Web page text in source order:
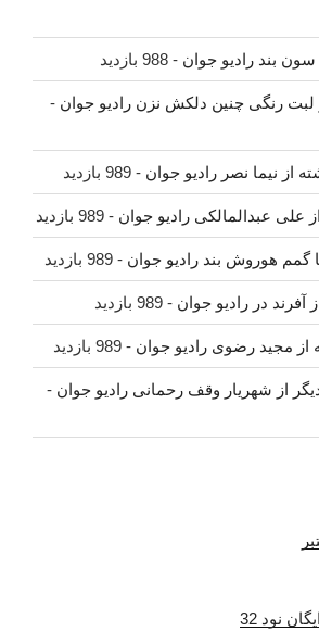
سون بند رادیو جوان - 988 بازدید
بر لبت رنگی چنین دلکش نزن رادیو جوان -
از نیما نصر رادیو جوان - 989 بازدید
علی عبدالمالکی رادیو جوان - 989 بازدید
گمم هوروش بند رادیو جوان - 989 بازدید
آفرند در رادیو جوان - 989 بازدید
از مجید رضوی رادیو جوان - 989 بازدید
از شهریار وقف رحمانی رادیو جوان -
نود 32